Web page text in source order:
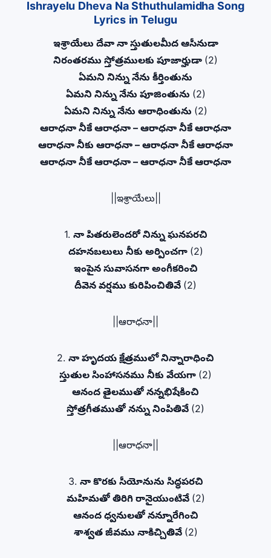
Ishrayelu Dheva Na Sthuthulamidha Song
Lyrics in Telugu
ఇశ్రాయేలు దేవా నా స్తుతులమీద ఆసీనుడా
నిరంతరము స్తోత్రములకు పూజార్హుడా (2)
ఏమని నిన్ను నేను కీర్తింతును
ఏమని నిన్ను నేను పూజింతును (2)
ఏమని నిన్ను నేను ఆరాధింతును (2)
ఆరాధనా నీకే ఆరాధనా – ఆరాధనా నీకే ఆరాధనా
ఆరాధనా నీకు ఆరాధనా – ఆరాధనా నీకే ఆరాధనా
ఆరాధనా నీకే ఆరాధనా – ఆరాధనా నీకే ఆరాధనా
||ఇశ్రాయేలు||
1. నా పితరులెందరో నిన్ను ఘనపరచి
దహనబలులు నీకు అర్పించగా (2)
ఇంపైన సువాసనగా అంగీకరించి
దీవెన వర్షము కురిపించితివే (2)
||ఆరాధనా||
2. నా హృదయ క్షేత్రములో నిన్నారాధించి
స్తుతుల సింహాసనము నీకు వేయగా (2)
ఆనంద తైలముతో నన్నభిషేకించి
స్తోత్రగీతముతో నన్ను నింపితివే (2)
||ఆరాధనా||
3. నా కొరకు సీయోనును సిద్ధపరచి
మహిమతో తిరిగి రానైయుంటివే (2)
ఆనంద ధ్వనులతో నన్నూరేగించి
శాశ్వత జీవము నాకిచ్చితివే (2)